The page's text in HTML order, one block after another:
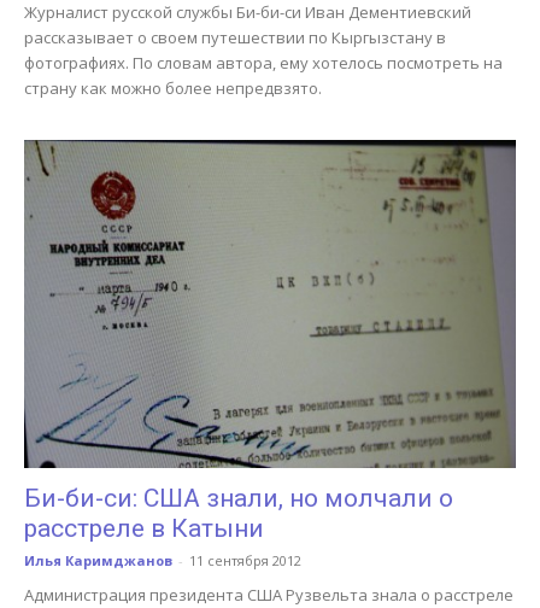
Журналист русской службы Би-би-си Иван Дементиевский
рассказывает о своем путешествии по Кыргызстану в
фотографиях. По словам автора, ему хотелось посмотреть на
страну как можно более непредвзято.
Би-би-си: США знали, но молчали о
расстреле в Катыни
Илья Каримджанов - 11 сентября 2012
Администрация президента США Рузвельта знала о расстреле